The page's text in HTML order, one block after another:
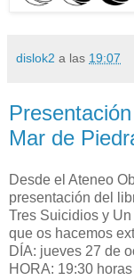
dislok2 a las 19:07
Mar de
Desde el Ateneo
presentación del
Tres Suicidios y
que os hacemos
DÍA: jueves 27 de
HORA: 19:30 horas